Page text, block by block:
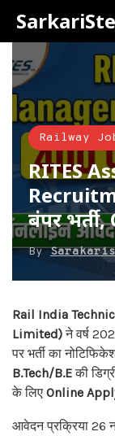
Railway
RITES
बंपर
By
Rail India
Limited)ने वर्ष
पर भर्ती का
B.Tech/B.Eकी
के लिए Online
आवेदन प्रक्रिया 26